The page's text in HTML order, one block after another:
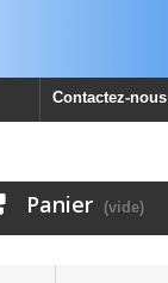
Contactez-nous
Panier (vide)